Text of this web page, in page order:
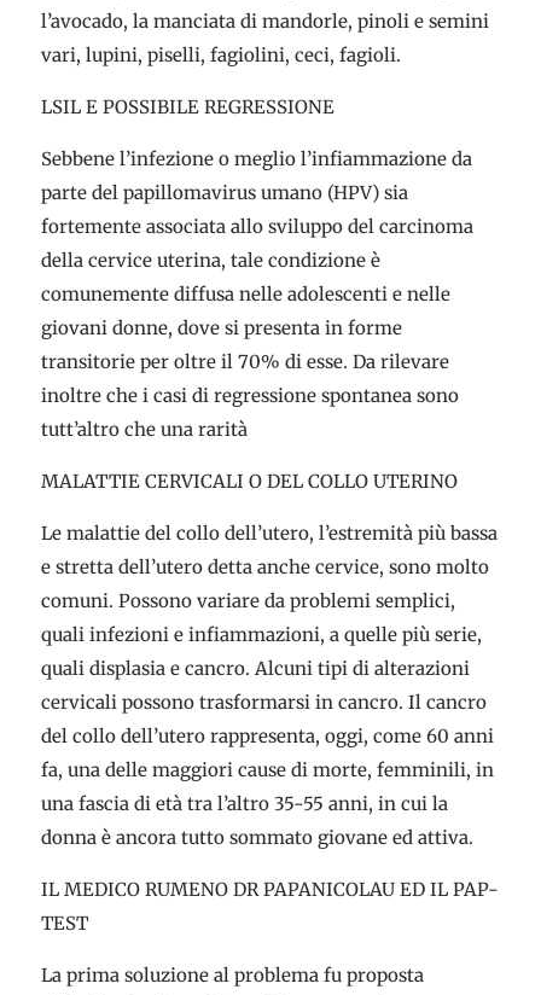
l’avocado, la manciata di mandorle, pinoli e semini
vari, lupini, piselli, fagiolini, ceci, fagioli.
LSIL E POSSIBILE REGRESSIONE
Sebbene l’infezione o meglio l’infiammazione da
parte del papillomavirus umano (HPV) sia
fortemente associata allo sviluppo del carcinoma
della cervice uterina, tale condizione è
comunemente diffusa nelle adolescenti e nelle
giovani donne, dove si presenta in forme
transitorie per oltre il 70% di esse. Da rilevare
inoltre che i casi di regressione spontanea sono
tutt’altro che una rarità
MALATTIE CERVICALI O DEL COLLO UTERINO
Le malattie del collo dell’utero, l’estremità più bassa
e stretta dell’utero detta anche cervice, sono molto
comuni. Possono variare da problemi semplici,
quali infezioni e infiammazioni, a quelle più serie,
quali displasia e cancro. Alcuni tipi di alterazioni
cervicali possono trasformarsi in cancro. Il cancro
del collo dell’utero rappresenta, oggi, come 60 anni
fa, una delle maggiori cause di morte, femminili, in
una fascia di età tra l’altro 35-55 anni, in cui la
donna è ancora tutto sommato giovane ed attiva.
IL MEDICO RUMENO DR PAPANICOLAU ED IL PAP-
TEST
La prima soluzione al problema fu proposta